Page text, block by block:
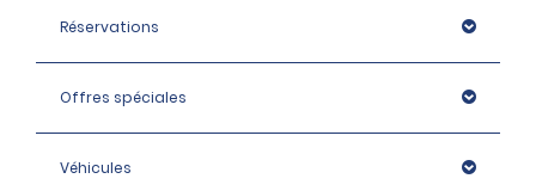
Réservations
Offres spéciales
Véhicules